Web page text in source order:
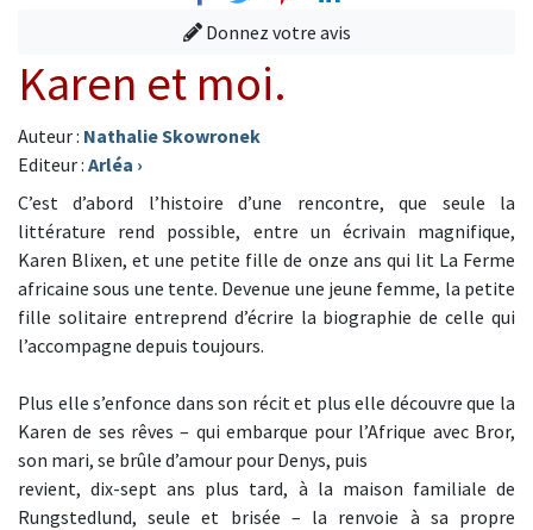
Donnez votre avis
Karen et moi.
Auteur : Nathalie Skowronek
Editeur : Arléa ›
C’est d’abord l’histoire d’une rencontre, que seule la
littérature rend possible, entre un écrivain magnifique,
Karen Blixen, et une petite fille de onze ans qui lit La Ferme
africaine sous une tente. Devenue une jeune femme, la petite
fille solitaire entreprend d’écrire la biographie de celle qui
l’accompagne depuis toujours.
Plus elle s’enfonce dans son récit et plus elle découvre que la
Karen de ses rêves – qui embarque pour l’Afrique avec Bror,
son mari, se brûle d’amour pour Denys, puis
revient, dix-sept ans plus tard, à la maison familiale de
Rungstedlund, seule et brisée – la renvoie à sa propre